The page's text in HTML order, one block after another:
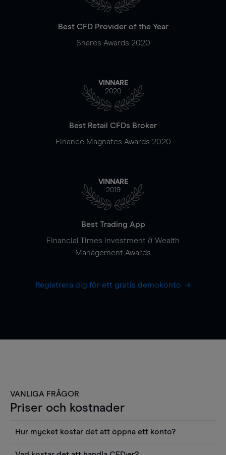
Best CFD Provider of the Year
Shares Awards 2020
VINNARE
2020
Best Retail CFDs Broker
Finance Magnates Awards 2020
VINNARE
2019
Best Trading App
Financial Times Investment & Wealth
Management Awards
Registrera dig för ett gratis demokonto
VANLIGA FRÅGOR
Priser och kostnader
Hur mycket kostar det att öppna ett konto?